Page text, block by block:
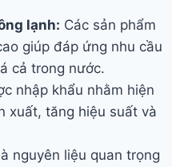
lạnh: Các sản phẩm
giúp đáp ứng nhu cầu
cả trong nước.
nhập khẩu nhằm hiện
xuất, tăng hiệu suất và
nguyên liệu quan trọng